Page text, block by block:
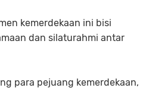
kemerdekaan ini bisi
dan silaturahmi antar
para pejuang kemerdekaan,